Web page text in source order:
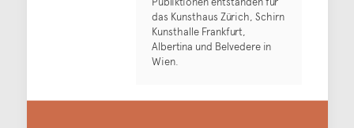
das Kunsthaus Zürich, Schirn
Kunsthalle Frankfurt,
Albertina und Belvedere in
Wien.